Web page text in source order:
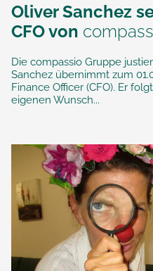
Oliver Sanchez
CFO von
Die compassio Gruppe
Sanchez übernimmt zum
Finance Officer (CFO). Er
eigenen Wunsch...